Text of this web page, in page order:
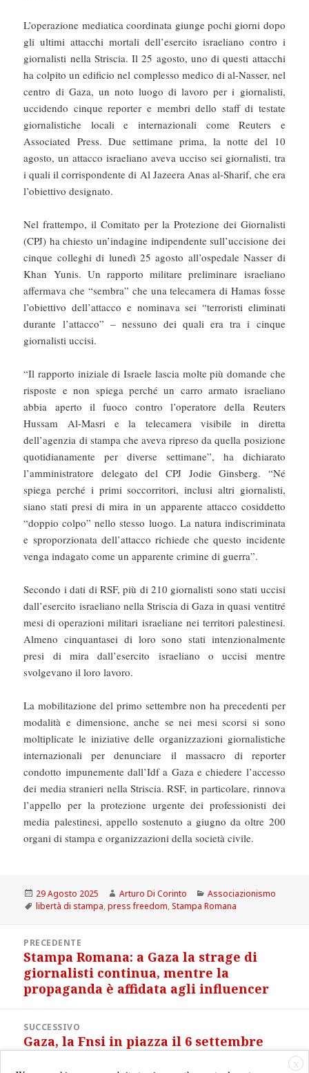
L’operazione mediatica coordinata giunge pochi giorni dopo
gli ultimi attacchi mortali dell’esercito israeliano contro i
giornalisti nella Striscia. Il 25 agosto, uno di questi attacchi
ha colpito un edificio nel complesso medico di al-Nasser, nel
centro di Gaza, un noto luogo di lavoro per i giornalisti,
uccidendo cinque reporter e membri dello staff di testate
giornalistiche locali e internazionali come Reuters e
Associated Press. Due settimane prima, la notte del 10
agosto, un attacco israeliano aveva ucciso sei giornalisti, tra
i quali il corrispondente di Al Jazeera Anas al-Sharif, che era
l’obiettivo designato.
Nel frattempo, il Comitato per la Protezione dei Giornalisti
(CPJ) ha chiesto un’indagine indipendente sull’uccisione dei
cinque colleghi di lunedì 25 agosto all’ospedale Nasser di
Khan Yunis. Un rapporto militare preliminare israeliano
affermava che “sembra” che una telecamera di Hamas fosse
l’obiettivo dell’attacco e nominava sei “terroristi eliminati
durante l’attacco” – nessuno dei quali era tra i cinque
giornalisti uccisi.
“Il rapporto iniziale di Israele lascia molte più domande che
risposte e non spiega perché un carro armato israeliano
abbia aperto il fuoco contro l’operatore della Reuters
Hussam Al-Masri e la telecamera visibile in diretta
dell’agenzia di stampa che aveva ripreso da quella posizione
quotidianamente per diverse settimane”, ha dichiarato
l’amministratore delegato del CPJ Jodie Ginsberg. “Né
spiega perché i primi soccorritori, inclusi altri giornalisti,
siano stati presi di mira in un apparente attacco cosiddetto
“doppio colpo” nello stesso luogo. La natura indiscriminata
e sproporzionata dell’attacco richiede che questo incidente
venga indagato come un apparente crimine di guerra”.
Secondo i dati di RSF, più di 210 giornalisti sono stati uccisi
dall’esercito israeliano nella Striscia di Gaza in quasi ventitré
mesi di operazioni militari israeliane nei territori palestinesi.
Almeno cinquantasei di loro sono stati intenzionalmente
presi di mira dall’esercito israeliano o uccisi mentre
svolgevano il loro lavoro.
La mobilitazione del primo settembre non ha precedenti per
modalità e dimensione, anche se nei mesi scorsi si sono
moltiplicate le iniziative delle organizzazioni giornalistiche
internazionali per denunciare il massacro di reporter
condotto impunemente dall’Idf a Gaza e chiedere l’accesso
dei media stranieri nella Striscia. RSF, in particolare, rinnova
l’appello per la protezione urgente dei professionisti dei
media palestinesi, appello sostenuto a giugno da oltre 200
organi di stampa e organizzazioni della società civile.
Scritto
il
29 Agosto 2025 Autore
Arturo Di Corinto Categorie
Associazionismo
Tag
libertà di stampa,press freedom,Stampa Romana
articoliPRECEDENTE
Articolo
precedente:
Stampa Romana: a Gaza la strage di
giornalisti continua, mentre la
propaganda è affidata agli influencer
SUCCESSIVO
Articolo
Gaza, la Fnsi in piazza il 6 settembre
X